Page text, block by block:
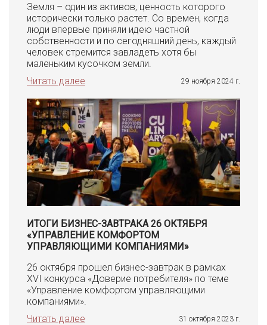
Земля – один из активов, ценность которого
исторически только растет. Со времен, когда
люди впервые приняли идею частной
собственности и по сегодняшний день, каждый
человек стремится завладеть хотя бы
маленьким кусочком земли.
Читать далее
29 ноября 2024 г.
ИТОГИ БИЗНЕС-ЗАВТРАКА 26 ОКТЯБРЯ
«УПРАВЛЕНИЕ КОМФОРТОМ
УПРАВЛЯЮЩИМИ КОМПАНИЯМИ»
26 октября прошел бизнес-завтрак в рамках
XVI конкурса «Доверие потребителя» по теме
«Управление комфортом управляющими
компаниями».
Читать далее
31 октября 2023 г.